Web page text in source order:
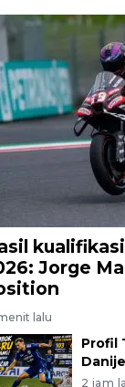
Jorge
lalu
Profil
2 jam